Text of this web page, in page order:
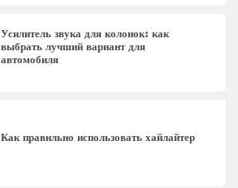
Усилитель звука для колонок: как
выбрать лучший вариант для
автомобиля
Как правильно использовать хайлайтер